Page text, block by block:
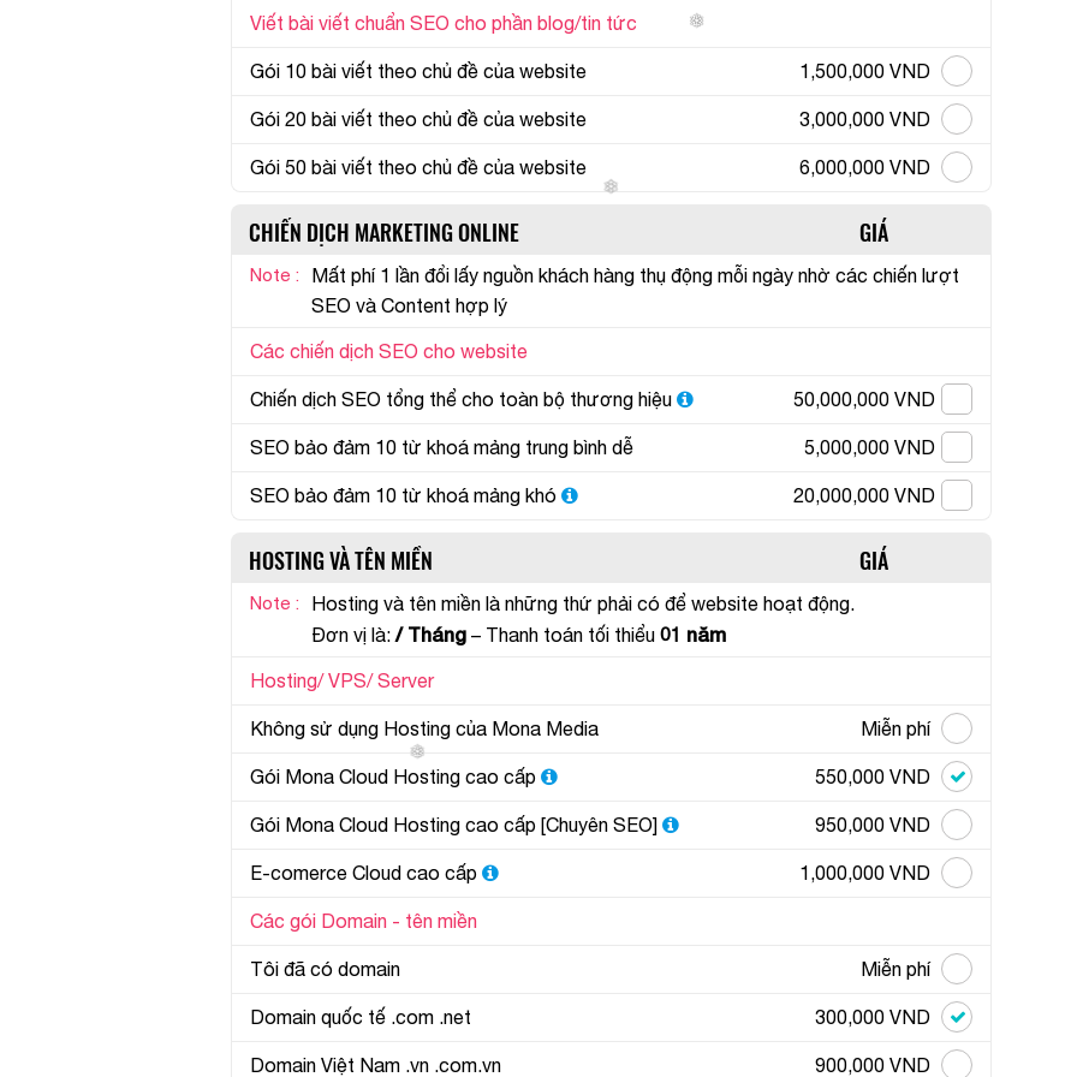
Viết bài viết chuẩn SEO cho phần blog/tin tức
Gói 10 bài viết theo chủ đề của website 1,500,000 VND
Gói 20 bài viết theo chủ đề của website 3,000,000 VND
Gói 50 bài viết theo chủ đề của website 6,000,000 VND
CHIẾN DỊCH MARKETING ONLINE GIÁ
Note :
Mất phí 1 lần đổi lấy nguồn khách hàng thụ động mỗi ngày nhờ các chiến lượt
SEO và Content hợp lý
Các chiến dịch SEO cho website
Chiến dịch SEO tổng thể cho toàn bộ thương hiệu 50,000,000 VND
SEO bảo đảm 10 từ khoá mảng trung bình dễ 5,000,000 VND
SEO bảo đảm 10 từ khoá mảng khó 20,000,000 VND
HOSTING VÀ TÊN MIỀN GIÁ
Note :
Hosting và tên miền là những thứ phải có để website hoạt động.
Đơn vị là: / Tháng – Thanh toán tối thiểu 01 năm
Hosting/ VPS/ Server
Không sử dụng Hosting của Mona Media Miễn phí
Gói Mona Cloud Hosting cao cấp 550,000 VND
Gói Mona Cloud Hosting cao cấp [Chuyên SEO] 950,000 VND
E-comerce Cloud cao cấp 1,000,000 VND
Các gói Domain - tên miền
Tôi đã có domain Miễn phí
Domain quốc tế .com .net 300,000 VND
Domain Việt Nam .vn .com.vn 900,000 VND